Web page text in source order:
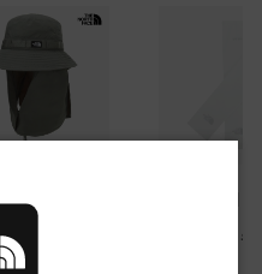
HAT
원 26,100 원